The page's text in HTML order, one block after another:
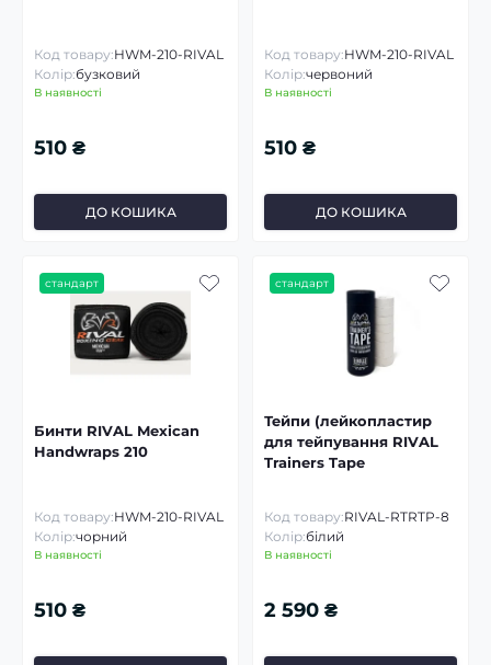
Код товару:HWM-210-RIVAL
Колір:бузковий
В наявності
510 ₴
ДО КОШИКА
Код товару:HWM-210-RIVAL
Колір:червоний
В наявності
510 ₴
ДО КОШИКА
стандарт
Бинти RIVAL Mexican
Handwraps 210
Код товару:HWM-210-RIVAL
Колір:чорний
В наявності
510 ₴
стандарт
Тейпи (лейкопластир
для тейпування RIVAL
Trainers Tape
Код товару:RIVAL-RTRTP-8
Колір:білий
В наявності
2 590 ₴